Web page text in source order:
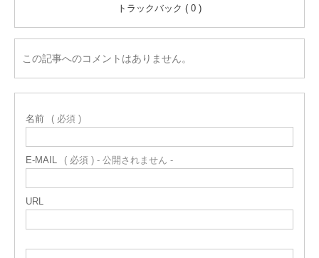
トラックバック ( 0 )
この記事へのコメントはありません。
名前 ( 必須 )
E-MAIL ( 必須 ) - 公開されません -
URL